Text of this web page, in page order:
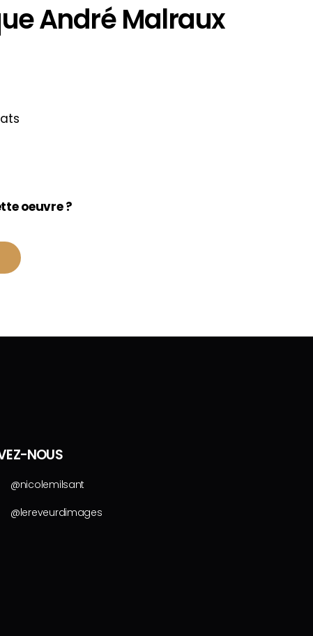
André Malraux
oeuvre ?
NOUS
@nicolemilsant
@lereveurdimages